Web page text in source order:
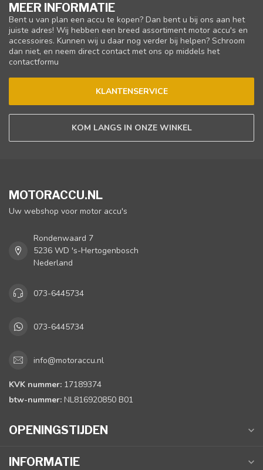
MEER INFORMATIE
Bent u van plan een accu te kopen? Dan bent u bij ons aan het
juiste adres! Wij hebben een breed assortiment motor accu's en
accessoires. Kunnen wij u daar nog verder bij helpen? Schroom
dan niet, en neem direct contact met ons op middels het
contactformu
KLANTENSERVICE
KOM LANGS IN ONZE WINKEL
MOTORACCU.NL
Uw webshop voor motor accu's
Rondenwaard 7
5236 WD 's-Hertogenbosch
Nederland
073-6445734
073-6445734
info@motoraccu.nl
KVK nummer: 17189374
btw-nummer: NL816920850 B01
OPENINGSTIJDEN
INFORMATIE